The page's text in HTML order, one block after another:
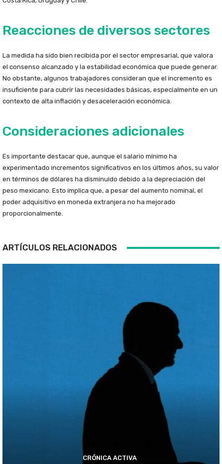
Reacciones de diversos sectores
La medida ha sido bien recibida por el sector empresarial, que valora
el consenso alcanzado y la estabilidad económica que puede generar.
No obstante, algunos trabajadores consideran que el incremento es
insuficiente para cubrir las necesidades básicas, especialmente en un
contexto de alta inflación y desaceleración económica.
Consideraciones adicionales
Es importante destacar que, aunque el salario mínimo ha
experimentado incrementos significativos en los últimos años, su valor
en términos de dólares ha disminuido debido a la depreciación del
peso mexicano. Esto implica que, a pesar del aumento nominal, el
poder adquisitivo en moneda extranjera no ha mejorado
proporcionalmente.
ARTÍCULOS RELACIONADOS
CRÓNICA ACTIVA